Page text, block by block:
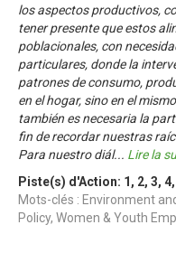
los aspectos productivos,
tener presente que estos
poblacionales, con
particulares, donde la
patrones de consumo,
en el hogar, sino en el
también es necesaria la
fin de recordar nuestras
Para nuestro diál... Lire la
Piste(s) d'Action: 1 , 2, 3, 4,
Mots-clés : Environment
Policy, Women & Youth